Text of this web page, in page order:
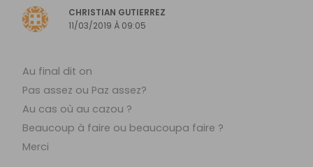
CHRISTIAN GUTIERREZ
11/03/2019 À 09:05
Au final dit on
Pas assez ou Paz assez?
Au cas où au cazou ?
Beaucoup à faire ou beaucoupa faire ?
Merci